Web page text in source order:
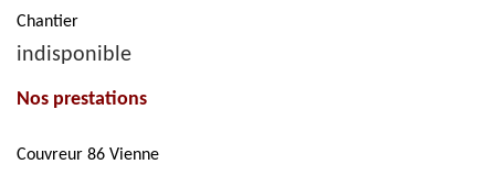
Chantier
indisponible
Nos prestations
Couvreur 86 Vienne